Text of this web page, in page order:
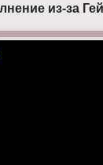
из-за